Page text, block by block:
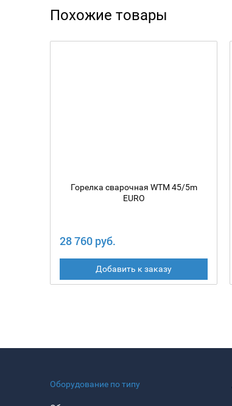
Похожие товары
Горелка сварочная WTM 45/5m
EURO
28 760 руб.
Добавить к заказу
Оборудование по типу